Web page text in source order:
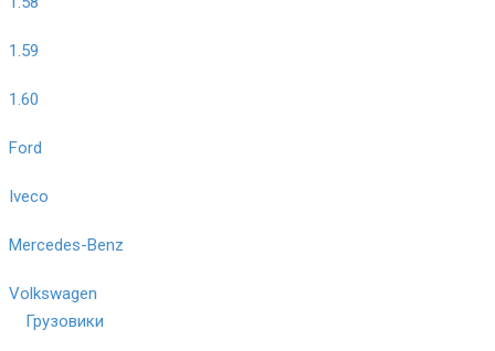
1.59
1.60
Ford
Iveco
Mercedes-Benz
Volkswagen
Грузовики